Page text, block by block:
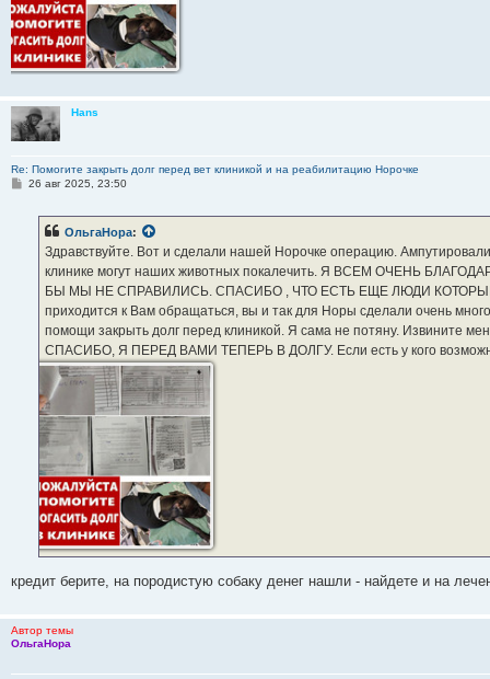
Hans
Re: Помогите закрыть долг перед вет клиникой и на реабилитацию Норочке
С26 авг 2025, 23:50
ОльгаНора:
Здравствуйте. Вот и сделали нашей Норочке операцию. Ампутировали
клинике могут наших животных покалечить. Я ВСЕМ ОЧЕНЬ
БЫ МЫ НЕ СПРАВИЛИСЬ. СПАСИБО , ЧТО ЕСТЬ ЕЩЕ ЛЮДИ
приходится к Вам обращаться, вы и так для Норы сделали очень
помощи закрыть долг перед клиникой. Я сама не потяну.
СПАСИБО, Я ПЕРЕД ВАМИ ТЕПЕРЬ В ДОЛГУ. Если есть у кого
кредит берите, на породистую собаку денег нашли - найдете и на
Автор темы
ОльгаНора